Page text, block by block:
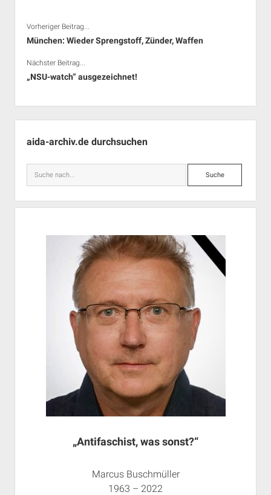
Vorheriger Beitrag...
München: Wieder Sprengstoff, Zünder, Waffen
Nächster Beitrag...
„NSU-watch“ ausgezeichnet!
aida-archiv.de durchsuchen
Suche
„Antifaschist, was sonst?“
Marcus Buschmüller
1963 – 2022